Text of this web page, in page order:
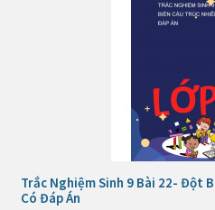
Trắc Nghiệm Sinh 9 Bài 22- Đột
Có Đáp Án